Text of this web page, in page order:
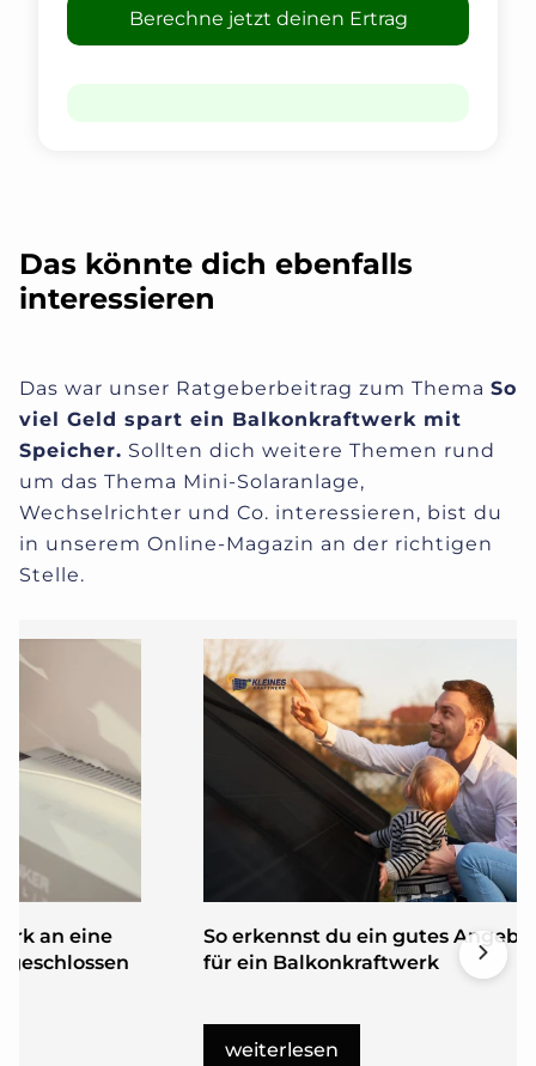
Berechne jetzt deinen Ertrag
Das könnte dich ebenfalls
interessieren
Das war unser Ratgeberbeitrag zum Thema So
viel Geld spart ein Balkonkraftwerk mit
Speicher. Sollten dich weitere Themen rund
um das Thema Mini-Solaranlage,
Wechselrichter und Co. interessieren, bist du
in unserem Online-Magazin an der richtigen
Stelle.
an eine
So erkennst du ein gutes
für ein Balkonkraftwerk
weiterlesen